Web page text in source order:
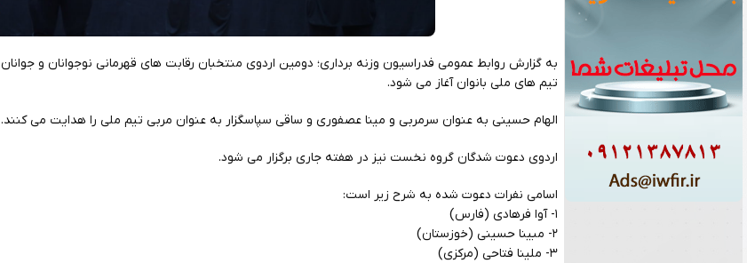
تیم های ملی بانوان آغاز می شود.
الهام حسینی به عنوان سرمربی و مینا عصفوری و ساقی سپاسگزار به عنوان مربی تیم ملی را هدایت می کنند.
اردوی دعوت شدگان گروه نخست نیز در هفته جاری برگزار می شود.
اسامی نفرات دعوت شده به شرح زیر است:
۱- آوا فرهادی (فارس)
۲- مبینا حسینی (خوزستان)
۳- ملینا فتاحی (مرکزی)